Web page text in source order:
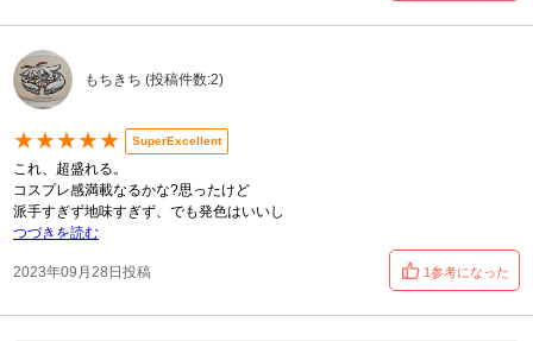
もちきち (投稿件数:2)
★★★★★ SuperExcellent
これ、超盛れる。
コスプレ感満載なるかな?思ったけど
派手すぎず地味すぎず、でも発色はいいし
つづきを読む
2023年09月28日投稿 1参考になった